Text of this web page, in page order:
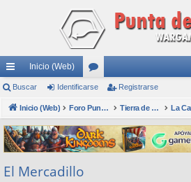
nl
ac
es
rá
pi
Inicio (Web)
or
os
Buscar Identificarse Registrarse
Inicio (Web) Foro Punta de Lanza Wargames Tierra de nadie
El Mercadillo